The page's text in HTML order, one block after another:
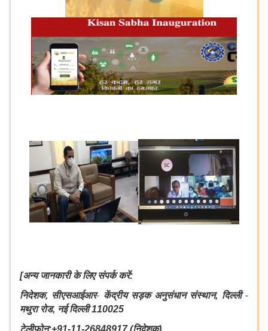
[अन्य जानकारी के लिए संपर्क करें:
निदेशक, सीएसआईआर- केंद्रीय सड़क अनुसंधान संस्थान, दिल्ली -
मथुरा रोड, नई दिल्ली110025
:+91-11-26848917 ( )